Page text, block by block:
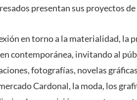
presentan sus proyectos
en torno a la materialidad, la
contemporánea, invitando al
fotografías, novelas
Cardonal, la moda, los